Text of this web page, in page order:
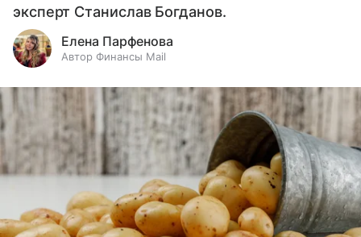
эксперт Станислав Богданов.
Елена Парфенова
Автор Финансы Mail